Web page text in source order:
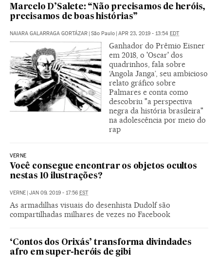
Marcelo D’Salete: “Não precisamos de heróis,
precisamos de boas histórias”
NAIARA GALARRAGA GORTÁZAR | São Paulo | APR 23, 2019 - 13:54 EDT
Ganhador do Prêmio Eisner
em 2018, o 'Oscar' dos
quadrinhos, fala sobre
‘Angola Janga’, seu ambicioso
relato gráfico sobre
Palmares e conta como
descobriu "a perspectiva
negra da história brasileira"
na adolescência por meio do
rap
VERNE
Você consegue encontrar os objetos ocultos
nestas 10 ilustrações?
VERNE | JAN 09, 2019 - 17:56 EST
As armadilhas visuais do desenhista Dudolf são
compartilhadas milhares de vezes no Facebook
‘Contos dos Orixás’ transforma divindades
afro em super-heróis de gibi